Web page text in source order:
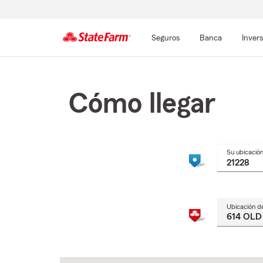
Seguros Banca
Cómo llegar
Su ubicación
Ubicación